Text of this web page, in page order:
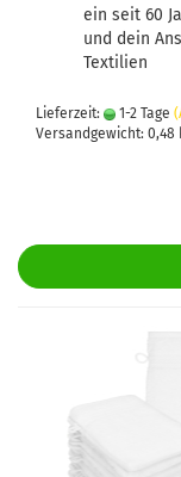
ein seit 60
und dein
Textilien
Lieferzeit: 1-2 Tage
Versandgewicht: 0,48